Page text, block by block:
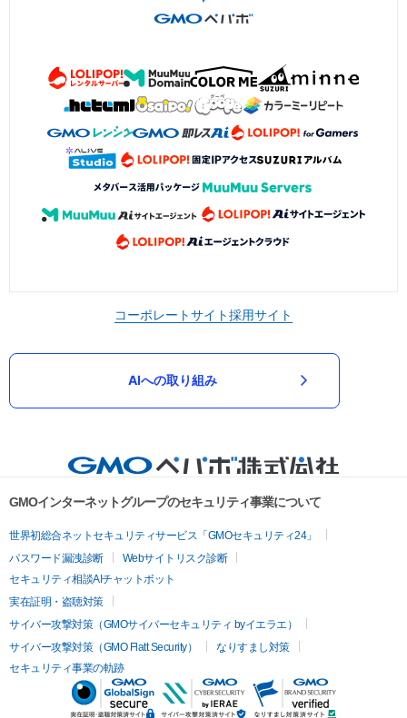
コーポレートサイト採用サイト
AIへの取り組み
GMOインターネットグループのセキュリティ事業について
世界初総合ネットセキュリティサービス「GMOセキュリティ24」
パスワード漏洩診断
Webサイトリスク診断
セキュリティ相談AIチャットボット
実在証明・盗聴対策
サイバー攻撃対策（GMOサイバーセキュリティ byイエラエ）
サイバー攻撃対策（GMO Flatt Security）
なりすまし対策
セキュリティ事業の軌跡